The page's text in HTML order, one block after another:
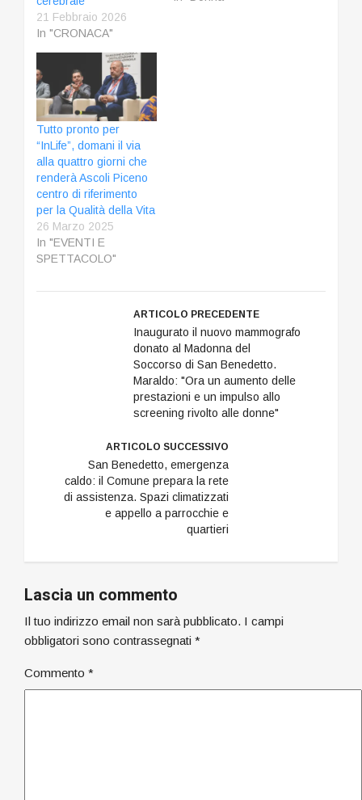
21 Febbraio 2026
In "CRONACA"
Tutto pronto per
“InLife”, domani il via
alla quattro giorni che
renderà Ascoli Piceno
centro di riferimento
per la Qualità della Vita
26 Marzo 2025
In "EVENTI E
SPETTACOLO"
ARTICOLO PRECEDENTE
Inaugurato il nuovo mammografo
donato al Madonna del
Soccorso di San Benedetto.
Maraldo: "Ora un aumento delle
prestazioni e un impulso allo
screening rivolto alle donne"
ARTICOLO SUCCESSIVO
San Benedetto, emergenza
caldo: il Comune prepara la rete
di assistenza. Spazi climatizzati
e appello a parrocchie e
quartieri
Lascia un commento
Il tuo indirizzo email non sarà pubblicato. I campi
obbligatori sono contrassegnati *
Commento *